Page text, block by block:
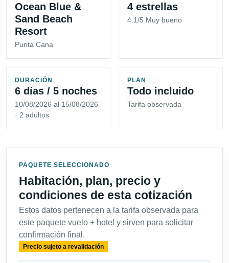
Ocean Blue &
Sand Beach
Resort
Punta Cana
4 estrellas
4.1/5 Muy bueno
DURACIÓN
6 días / 5 noches
10/08/2026 al 15/08/2026
· 2 adultos
PLAN
Todo incluido
Tarifa observada
PAQUETE SELECCIONADO
Habitación, plan, precio y
condiciones de esta cotización
Estos datos pertenecen a la tarifa observada para
este paquete vuelo + hotel y sirven para solicitar
confirmación final.
Precio sujeto a revalidación